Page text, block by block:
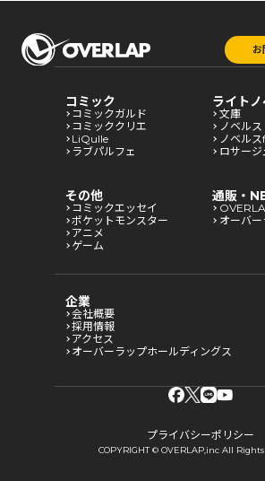
お
コミック
コミックガルド
コミッククリエ
LiQulle
ラブパルフェ
ライト
文庫
ノベルス
ノベルスf
ロサージ
その他
コミックエッセイ
ポケットモンスター
アニメ
ゲーム
通販・
オーバ
企業
会社概要
採用情報
アクセス
オーバーラップホールディングス
プライバシーポリシー
COPYRIGHT © OVERLAP,inc All